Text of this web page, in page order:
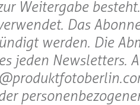
Weitergabe
Das
werden. Die
jeden Newsletters.